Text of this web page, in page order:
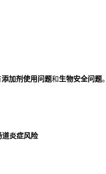
添加剂使用问题和生物安全问题。
道炎症风险